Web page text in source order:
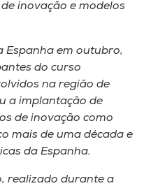
inovação e modelos
Espanha em outubro,
do curso
na região de
a implantação de
de inovação como
mais de uma década e
da Espanha.
realizado durante a